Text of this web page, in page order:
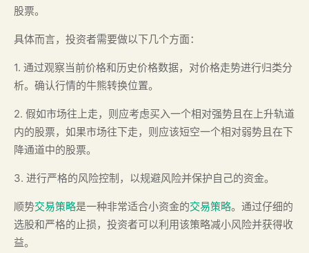
股票。
具体而言，投资者需要做以下几个方面：
1. 通过观察当前价格和历史价格数据，对价格走势进行归类分
析。确认行情的牛熊转换位置。
2. 假如市场往上走，则应考虑买入一个相对强势且在上升轨道
内的股票，如果市场往下走，则应该短空一个相对弱势且在下
降通道中的股票。
3. 进行严格的风险控制，以规避风险并保护自己的资金。
顺势交易策略是一种非常适合小资金的交易策略。通过仔细的
选股和严格的止损，投资者可以利用该策略减小风险并获得收
益。